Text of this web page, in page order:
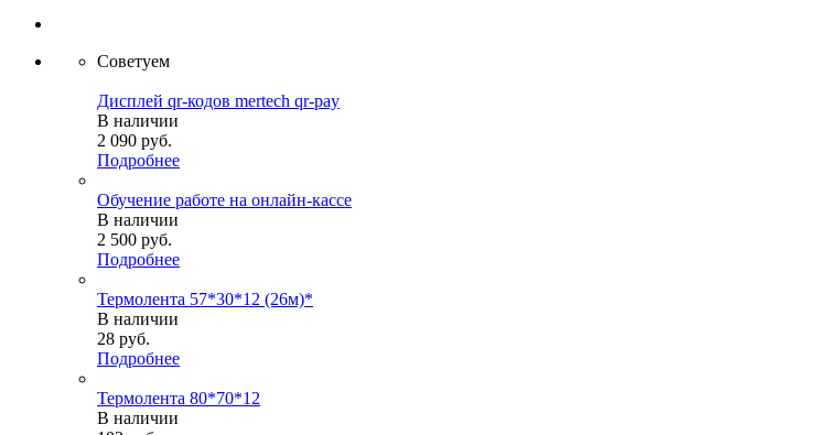
Советуем
Дисплей qr-кодов mertech qr-pay
В наличии
2 090 руб.
Подробнее
Обучение работе на онлайн-кассе
В наличии
2 500 руб.
Подробнее
Термолента 57*30*12 (26м)*
В наличии
28 руб.
Подробнее
Термолента 80*70*12
В наличии